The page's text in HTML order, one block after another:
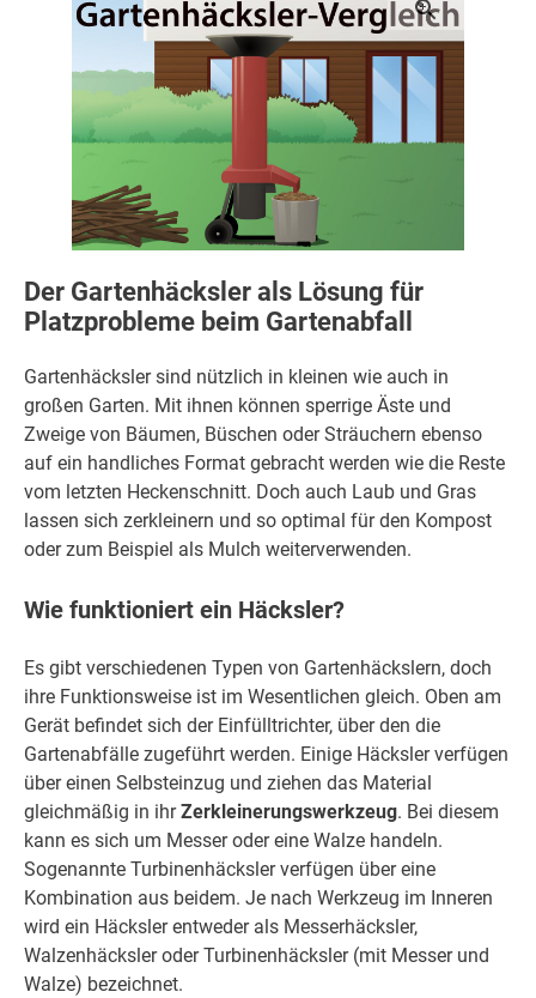
Der Gartenhäcksler als Lösung für
Platzprobleme beim Gartenabfall
Gartenhäcksler sind nützlich in kleinen wie auch in
großen Garten. Mit ihnen können sperrige Äste und
Zweige von Bäumen, Büschen oder Sträuchern ebenso
auf ein handliches Format gebracht werden wie die Reste
vom letzten Heckenschnitt. Doch auch Laub und Gras
lassen sich zerkleinern und so optimal für den Kompost
oder zum Beispiel als Mulch weiterverwenden.
Wie funktioniert ein Häcksler?
Es gibt verschiedenen Typen von Gartenhäckslern, doch
ihre Funktionsweise ist im Wesentlichen gleich. Oben am
Gerät befindet sich der Einfülltrichter, über den die
Gartenabfälle zugeführt werden. Einige Häcksler verfügen
über einen Selbsteinzug und ziehen das Material
gleichmäßig in ihrZerkleinerungswerkzeug. Bei diesem
kann es sich um Messer oder eine Walze handeln.
Sogenannte Turbinenhäcksler verfügen über eine
Kombination aus beidem. Je nach Werkzeug im Inneren
wird ein Häcksler entweder als Messerhäcksler,
Walzenhäcksler oder Turbinenhäcksler (mit Messer und
Walze) bezeichnet.